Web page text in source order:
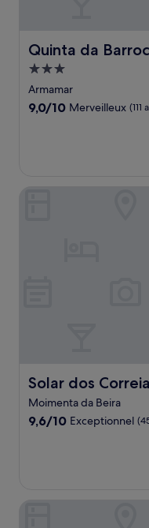
Quinta da
Quinta da Barroca
Hébergement
3.0 étoiles
Armamar
9.0
9,0/10 Merveilleux (111
Solar dos
Solar dos Correia
Moimenta da Beira
9.6
9,6/10 Exceptionnel